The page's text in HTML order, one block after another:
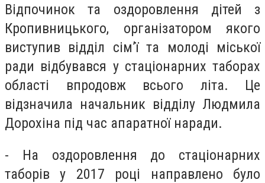
Відпочинок та оздоровлення дітей з
Кропивницького, організатором якого
виступив відділ сім’ї та молоді міської
ради відбувався у стаціонарних таборах
області впродовж всього літа. Це
відзначила начальник відділу Людмила
Дорохіна під час апаратної наради.
- На оздоровлення до стаціонарних
таборів у 2017 році направлено було